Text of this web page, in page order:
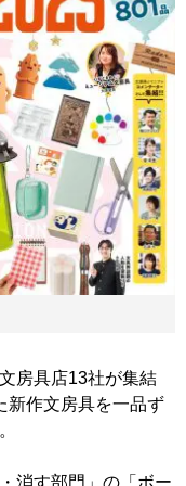
房具店13社が集結
新作文房具を一品ず